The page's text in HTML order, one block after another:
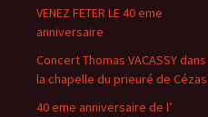
VENEZ FETER LE 40 eme
anniversaire
Concert Thomas VACASSY dans
la chapelle du prieuré de Cézas
40 eme anniversaire de l’